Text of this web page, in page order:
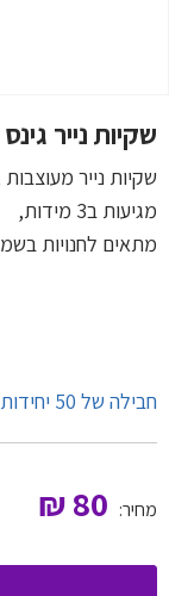
שקיות נייר גינס
שקיות נייר
מגיעות ב3 מידות,
מתאים לחנויות
חבילה של 50 יחידות .
מחיר: 80
₪